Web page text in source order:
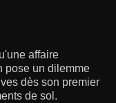
affaire
pose un dilemme
dès son premier
de sol.